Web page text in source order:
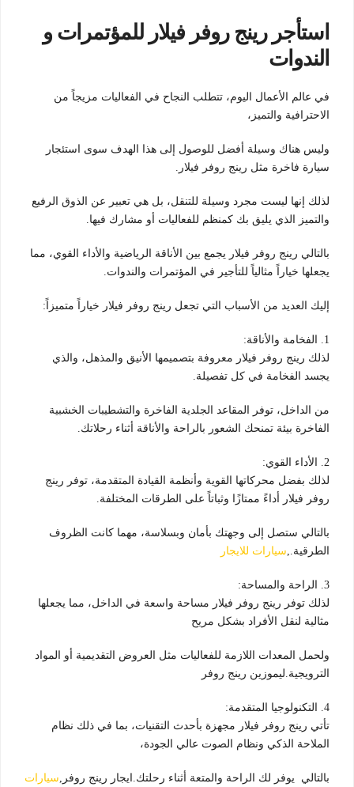
استأجر رينج روفر فيلار للمؤتمرات و
الندوات
في عالم الأعمال اليوم، تتطلب النجاح في الفعاليات مزيجاً من
الاحترافية والتميز،
وليس هناك وسيلة أفضل للوصول إلى هذا الهدف سوى استئجار
سيارة فاخرة مثل رينج روفر فيلار.
لذلك إنها ليست مجرد وسيلة للتنقل، بل هي تعبير عن الذوق الرفيع
والتميز الذي يليق بك كمنظم للفعاليات أو مشارك فيها.
بالتالي رينج روفر فيلار يجمع بين الأناقة الرياضية والأداء القوي، مما
يجعلها خياراً مثالياً للتأجير في المؤتمرات والندوات.
إليك العديد من الأسباب التي تجعل رينج روفر فيلار خياراً متميزاً:
1. الفخامة والأناقة:
لذلك رينج روفر فيلار معروفة بتصميمها الأنيق والمذهل، والذي
يجسد الفخامة في كل تفصيلة.
من الداخل، توفر المقاعد الجلدية الفاخرة والتشطيبات الخشبية
الفاخرة بيئة تمنحك الشعور بالراحة والأناقة أثناء رحلاتك.
2. الأداء القوي:
لذلك بفضل محركاتها القوية وأنظمة القيادة المتقدمة، توفر رينج
روفر فيلار أداءً ممتازًا وثباتاً على الطرقات المختلفة.
بالتالي ستصل إلى وجهتك بأمان وبسلاسة، مهما كانت الظروف
الطرقية.,سيارات للايجار
3. الراحة والمساحة:
لذلك توفر رينج روفر فيلار مساحة واسعة في الداخل، مما يجعلها
مثالية لنقل الأفراد بشكل مريح
ولحمل المعدات اللازمة للفعاليات مثل العروض التقديمية أو المواد
الترويجية.ليموزين رينج روفر
4. التكنولوجيا المتقدمة:
تأتي رينج روفر فيلار مجهزة بأحدث التقنيات، بما في ذلك نظام
الملاحة الذكي ونظام الصوت عالي الجودة،
بالتالي يوفر لك الراحة والمتعة أثناء رحلتك.ايجار رينج روفر,سيارات